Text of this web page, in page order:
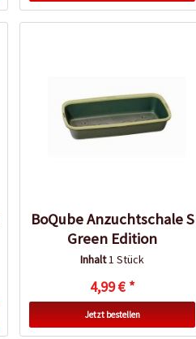
BoQube Anzuchtschale S
Green Edition
Inhalt1 Stück
4,99 € *
Jetzt bestellen